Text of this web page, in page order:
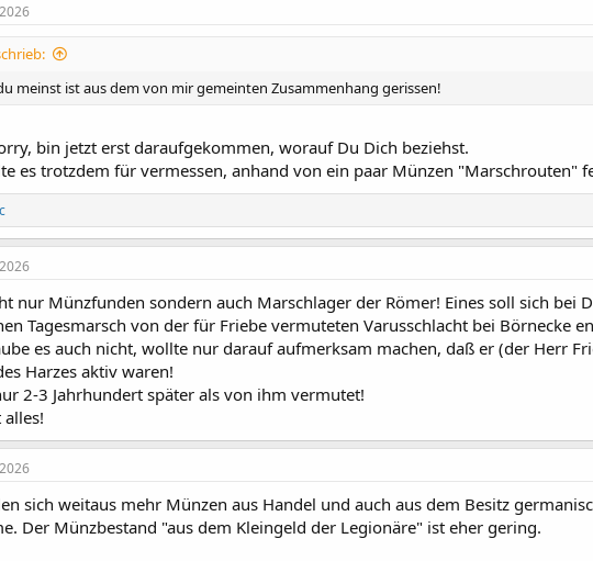
meinst ist aus dem von mir gemeinten Zusammenhang gerissen!
bin jetzt erst daraufgekommen, worauf Du Dich beziehst.
es trotzdem für vermessen, anhand von ein paar Münzen "Marschrouten"
nur Münzfunden sondern auch Marschlager der Römer! Eines soll sich bei
Tagesmarsch von der für Friebe vermuteten Varusschlacht bei Börnecke
es auch nicht, wollte nur darauf aufmerksam machen, daß er (der Herr
Harzes aktiv waren!
2-3 Jahrhundert später als von ihm vermutet!
alles!
sich weitaus mehr Münzen aus Handel und auch aus dem Besitz
Der Münzbestand "aus dem Kleingeld der Legionäre" ist eher gering.